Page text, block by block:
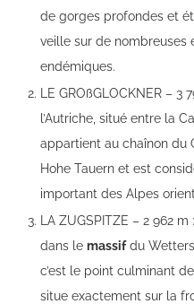
de gorges profondes et
veille sur de nombreuses
endémiques.
LE GROßGLOCKNER – 3
l’Autriche, situé entre la
appartient au chaînon du
Hohe Tauern et est
important des Alpes
LA ZUGSPITZE – 2 962
dans le massifdu
c’est le point culminant
situe exactement sur la